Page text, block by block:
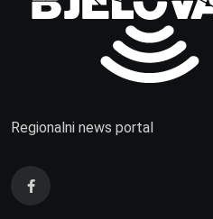
Regionalni news portal